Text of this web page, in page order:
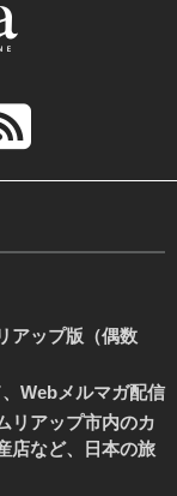
アップ版（偶数
Webメルマガ配信
リアップ市内のカ
店など、日本の旅